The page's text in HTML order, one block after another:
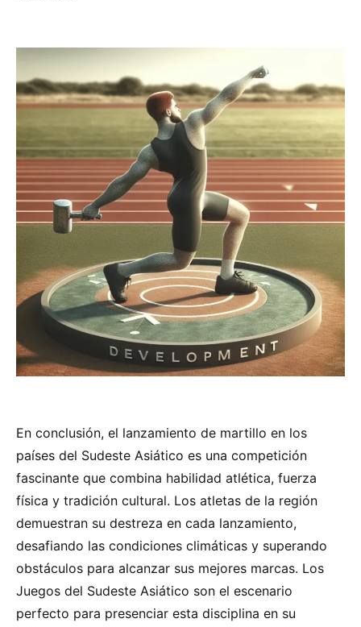
En conclusión, el lanzamiento de martillo en los
países del Sudeste Asiático es una competición
fascinante que combina habilidad atlética, fuerza
física y tradición cultural. Los atletas de la región
demuestran su destreza en cada lanzamiento,
desafiando las condiciones climáticas y superando
obstáculos para alcanzar sus mejores marcas. Los
Juegos del Sudeste Asiático son el escenario
perfecto para presenciar esta disciplina en su